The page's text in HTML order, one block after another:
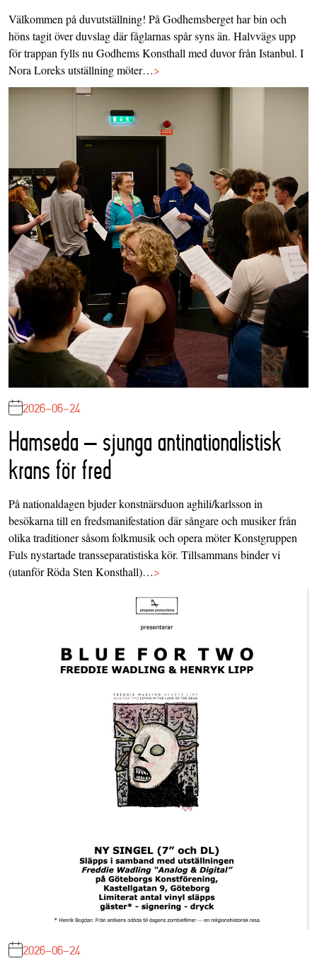
Välkommen på duvutställning! På Godhemsberget har bin och
höns tagit över duvslag där fåglarnas spår syns än. Halvvägs upp
för trappan fylls nu Godhems Konsthall med duvor från Istanbul. I
Nora Loreks utställning möter…>
2026-06-24
Hamseda – sjunga antinationalistisk
krans för fred
På nationaldagen bjuder konstnärsduon aghili/karlsson in
besökarna till en fredsmanifestation där sångare och musiker från
olika traditioner såsom folkmusik och opera möter Konstgruppen
Fuls nystartade transseparatistiska kör. Tillsammans binder vi
(utanför Röda Sten Konsthall)…>
2026-06-24